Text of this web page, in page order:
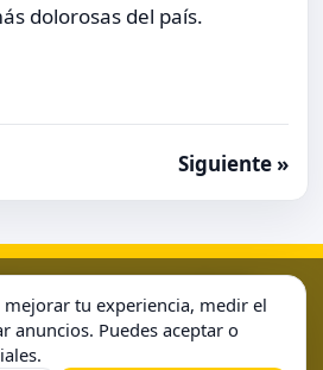
dolorosas del país.
Siguiente »
de PrivacidadSample Page
Sample Page
mejorar tu experiencia, medir el
anuncios. Puedes aceptar o